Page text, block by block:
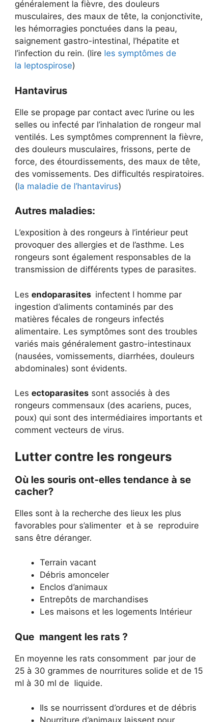
généralement la fièvre, des douleurs
musculaires, des maux de tête, la conjonctivite,
les hémorragies ponctuées dans la peau,
saignement gastro-intestinal, l’hépatite et
l’infection du rein. (lire les symptômes de
la leptospirose)
Hantavirus
Elle se propage par contact avec l’urine ou les
selles ou infecté par l’inhalation de rongeur mal
ventilés. Les symptômes comprennent la fièvre,
des douleurs musculaires, frissons, perte de
force, des étourdissements, des maux de tête,
des vomissements. Des difficultés respiratoires.
(la maladie de l’hantavirus)
Autres maladies:
L’exposition à des rongeurs à l’intérieur peut
provoquer des allergies et de l’asthme. Les
rongeurs sont également responsables de la
transmission de différents types de parasites.
Les endoparasites infectent l homme par
ingestion d’aliments contaminés par des
matières fécales de rongeurs infectés
alimentaire. Les symptômes sont des troubles
variés mais généralement gastro-intestinaux
(nausées, vomissements, diarrhées, douleurs
abdominales) sont évidents.
Les ectoparasites sont associés à des
rongeurs commensaux (des acariens, puces,
poux) qui sont des intermédiaires importants et
comment vecteurs de virus.
Lutter contre les rongeurs
Où les souris ont-elles tendance à se
cacher?
Elles sont à la recherche des lieux les plus
favorables pour s’alimenter et à se reproduire
sans être déranger.
Terrain vacant
Débris amonceler
Enclos d’animaux
Entrepôts de marchandises
Les maisons et les logements Intérieur
Que mangent les rats ?
En moyenne les rats consomment par jour de
25 à 30 grammes de nourritures solide et de 15
ml à 30 ml de liquide.
Ils se nourrissent d’ordures et de débris